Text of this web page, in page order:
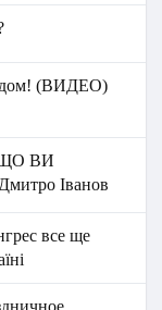
(ВИДЕО)
ЩО ВИ
Іванов
все ще